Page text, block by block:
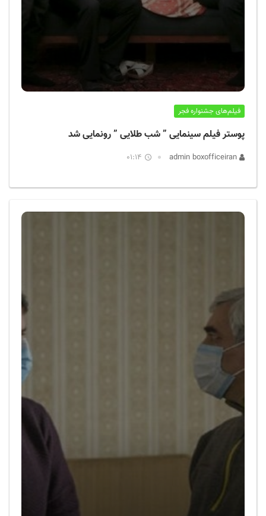
فیلم‌های جشنواره فجر
پوستر فیلم سینمایی ” شب طلایی ” رونمایی شد
01:14